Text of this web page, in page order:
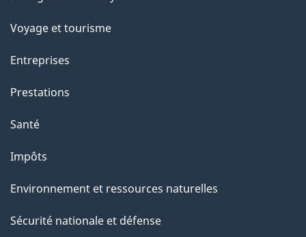
a
g
"
Voyage et tourisme
Entreprises
Prestations
Santé
Impôts
Environnement et ressources naturelles
Sécurité nationale et défense